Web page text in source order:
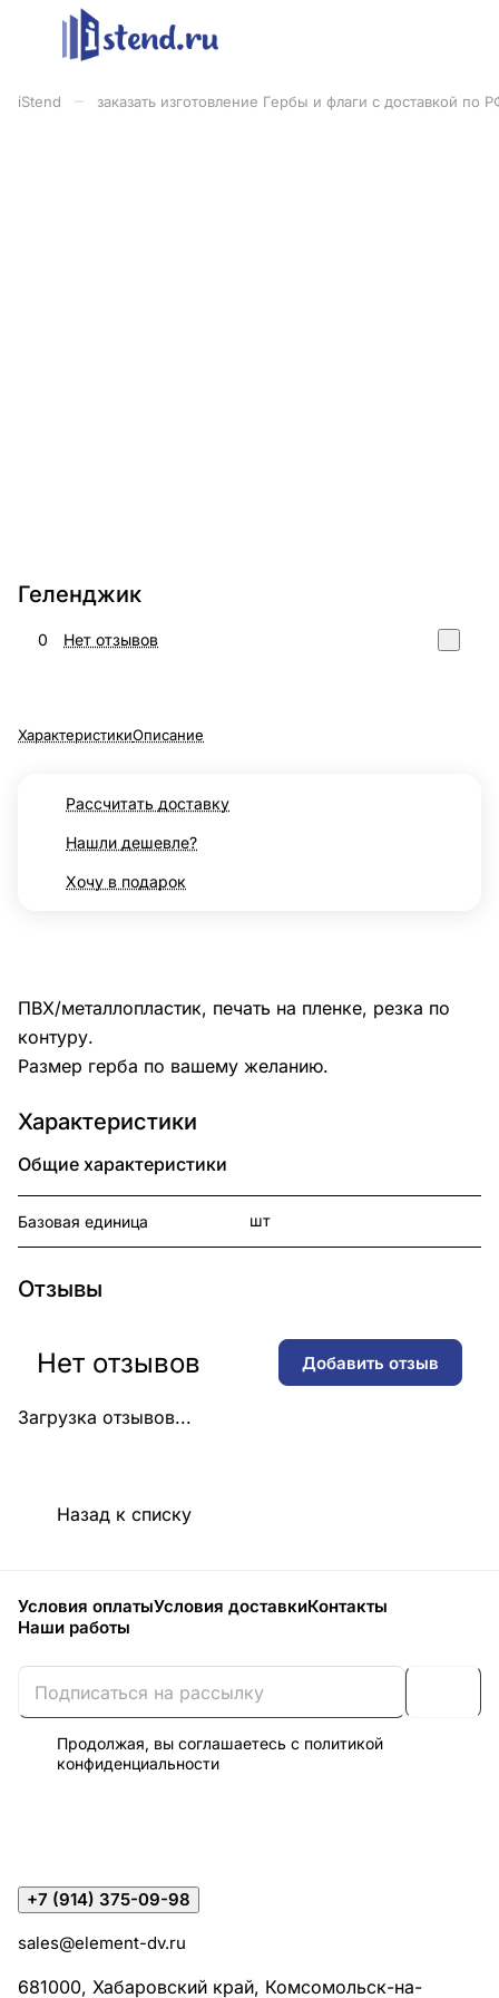
iStend заказать изготовление Гербы и флаги с доставкой по
Геленджик
0 Нет отзывов
ХарактеристикиОписание
Рассчитать доставку
Нашли дешевле?
Хочу в подарок
ПВХ/металлопластик, печать на пленке, резка по
контуру.
Размер герба по вашему желанию.
Характеристики
Общие характеристики
Базовая единица шт
Отзывы
Загрузка отзывов...
Нет отзывов Добавить отзыв
Назад к списку
Условия оплатыУсловия доставкиКонтакты
Наши работы
Продолжая, вы соглашаетесь с политикой
конфиденциальности
+7 (914) 375-09-98
sales@element-dv.ru
681000, Хабаровский край, Комсомольск-на-